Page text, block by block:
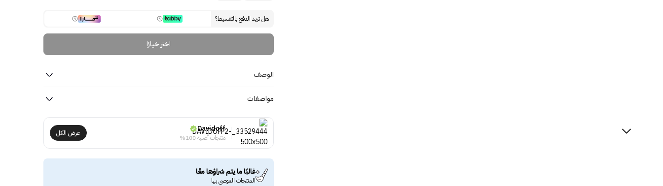
هل تريد الدفع بالتقسيط؟
اختر خيارًا
الوصف
مواصفات
Davidoff
منتجات أصلية 100%
عرض الكل
غالبًا ما يتم شراؤها معًا
المنتجات الموصى بها